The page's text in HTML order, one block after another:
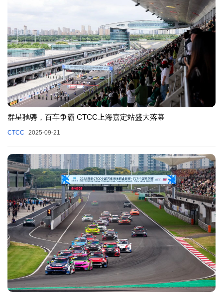
群星驰骋，百车争霸 CTCC上海嘉定站盛大落幕
CTCC 2025-09-21